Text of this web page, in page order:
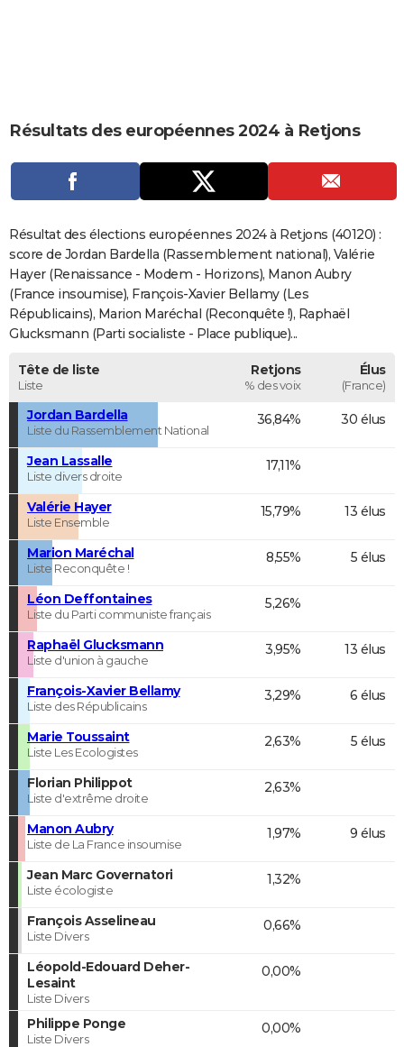
CARTE DE VOEUX
Carte de Noël
Carte Bonne année
Carte Saint-Valentin
Carte Pâques
Carte d'anniversaire
DICTIONNAIRE
Dictionnaire
Biographies
Citations
Expressions
Proverbes
PROGRAMME TV
COPAINS D'AVANT
S'inscrire
Se connecter
Lycées
Collèges
Primaires
Universités
Entreprises
Service militaire
Avis de recherche
AVIS DE DÉCÈS
FORUM
Résultats des européennes 2024 à Retjons
Résultat des élections européennes 2024 à Retjons (40120) :
score de Jordan Bardella (Rassemblement national), Valérie
Hayer (Renaissance - Modem - Horizons), Manon Aubry
(France insoumise), François-Xavier Bellamy (Les
Républicains), Marion Maréchal (Reconquête !), Raphaël
Glucksmann (Parti socialiste - Place publique)...
Tête de liste
Liste
Retjons
% des voix
Élus
(France)
Jordan Bardella
Liste du Rassemblement National
36,84% 30 élus
Jean Lassalle
Liste divers droite
17,11%
Valérie Hayer
Liste Ensemble
15,79% 13 élus
Marion Maréchal
Liste Reconquête !
8,55% 5 élus
Léon Deffontaines
Liste du Parti communiste français
5,26%
Raphaël Glucksmann
Liste d'union à gauche
3,95% 13 élus
François-Xavier Bellamy
Liste des Républicains
3,29% 6 élus
Marie Toussaint
Liste Les Ecologistes
2,63% 5 élus
Florian Philippot
Liste d'extrême droite
2,63%
Manon Aubry
Liste de La France insoumise
1,97% 9 élus
Jean Marc Governatori
Liste écologiste
1,32%
François Asselineau
Liste Divers
0,66%
Léopold-Edouard Deher-
Lesaint
Liste Divers
0,00%
Philippe Ponge
Liste Divers
0,00%